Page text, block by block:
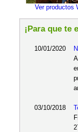
Ver productos
¡Para que te
10/01/2020
03/10/2018